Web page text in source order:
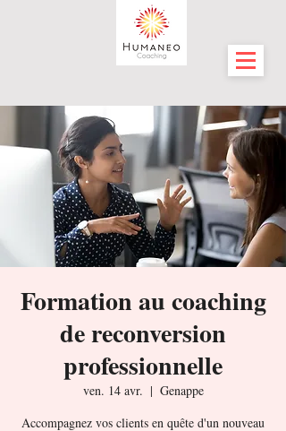
Formation au coaching
de reconversion
professionnelle
ven. 14 avr.
  |
Genappe
Accompagnez vos clients en quête d'un nouveau